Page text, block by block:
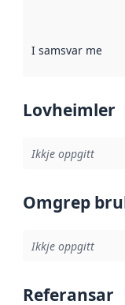
I samsvar med
Lovheimler
Ikkje oppgitt
Omgrep
Ikkje oppgitt
Referansar